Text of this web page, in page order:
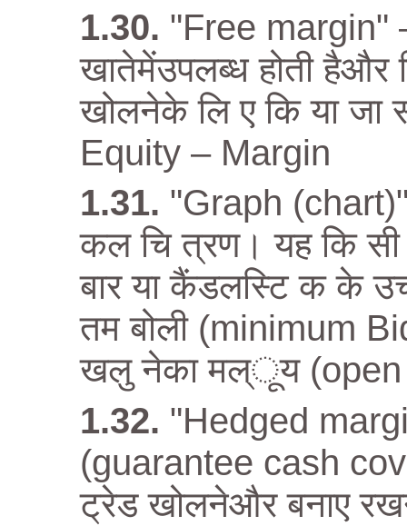
"Free margin"
खातेमेंउपलब्ध होती हैऔर
खोलनेके लि ए कि या
Equity – Margin
"Graph (chart)"
कल चि त्रण। यह कि सी
बार या कैंडलस्टि क के
तम बोली (minimum
खलु नेका मल्ूय (open
"Hedged
(guarantee cash
ट्रेड खोलनेऔर बनाए